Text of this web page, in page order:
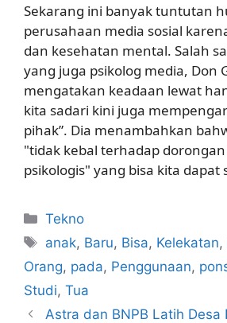
Sekarang ini banyak tuntutan
perusahaan media sosial
dan kesehatan mental. Salah
yang juga psikolog media, Don
mengatakan keadaan lewat
kita sadari kini juga
pihak”. Dia menambahkan
"tidak kebal terhadap
psikologis" yang bisa kita dapat
Kategori
Tekno
Tag
anak, Baru, Bisa, Kelekatan,
Orang, pada, Penggunaan,
Studi, Tua
Astra dan BNPB Latih Desa